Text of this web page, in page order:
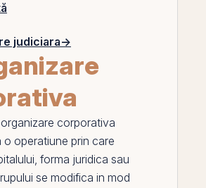
judiciara→
corporativa
o operatiune prin care
forma juridica sau
se modifica in mod